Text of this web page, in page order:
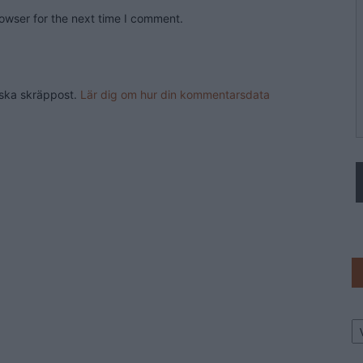
for the next time I comment.
skräppost. Lär dig om hur din kommentarsdata